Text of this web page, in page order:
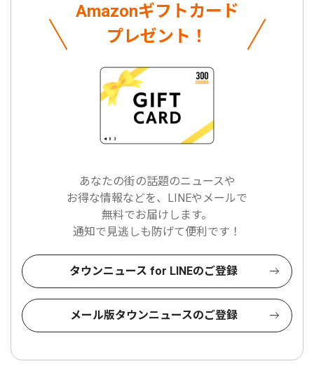
Amazonギフトカード
プレゼント！
あなたの街の話題のニュースや
お得な情報などを、LINEやメールで
無料でお届けします。
通知で見逃しも防げて便利です！
タウンニュース for LINEのご登録
メール版タウンニュースのご登録